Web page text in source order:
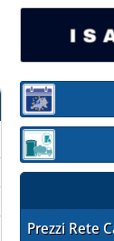
Sezione:
Sezione:
Prezzi Rete